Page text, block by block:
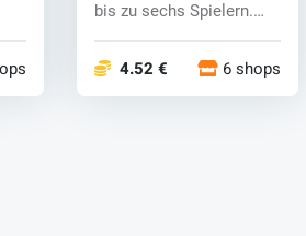
bis zu sechs Spielern.
4.52 € 6 shops